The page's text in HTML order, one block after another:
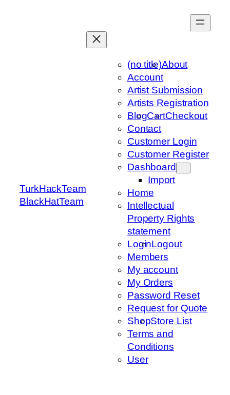
TurkHackTeam
BlackHatTeam
(no title)About
Account
Artist Submission
Artists Registration
BlogCartCheckout
Contact
Customer Login
Customer Register
Dashboard
Import
Home
Intellectual
Property Rights
statement
LoginLogout
Members
My account
My Orders
Password Reset
Request for Quote
ShopStore List
Terms and
Conditions
User